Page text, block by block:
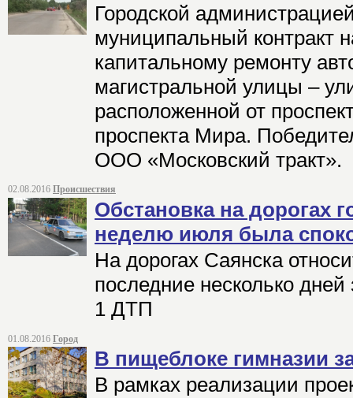
Городской
муниципальный контракт
капитальному ремонту
магистральной улицы –
расположенной от
проспекта Мира.
ООО «Московский тракт».
02.08.2016 Происшествия
Обстановка на дорогах
неделю июля была
На дорогах Саянска
последние несколько дней
1 ДТП
01.08.2016 Город
В пищеблоке гимназии
В рамках реализации